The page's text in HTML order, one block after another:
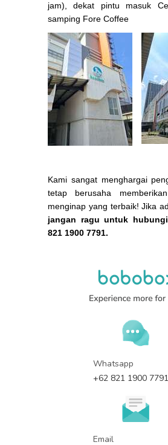
Whatsapp
+62 821 1900 7791
Email
jam), dekat pintu masuk
samping Fore Coffee
Kami sangat menghargai
tetap berusaha
menginap yang terbaik! Jika
jangan ragu untuk
821 1900 7791.